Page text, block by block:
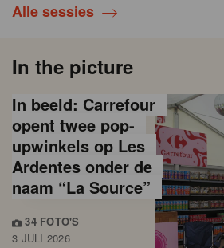
Alle sessies
In the picture
In beeld: Carrefour
opent twee pop-
upwinkels op Les
Ardentes onder de
naam “La Source”
34 FOTO'S
3 JULI 2026